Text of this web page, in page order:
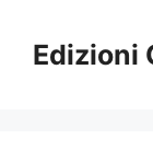
contenuto
Edizioni